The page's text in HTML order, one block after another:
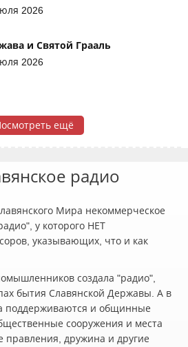
2026
и Святой Грааль
2026
ещё
радио
Мира некоммерческое
у которого НЕТ
указывающих, что и как
создала "радио",
бытия Славянской Державы. А в
поддерживаются и общинные
сооружения и места
правления, дружина и другие